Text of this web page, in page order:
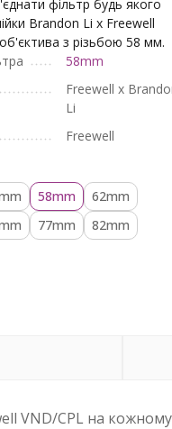
фільтр будь якого
Brandon Li x Freewell
з різьбою 58 мм.
58mm
Freewell x
Li
Freewell
58mm
62mm
77mm 82mm
VND/CPL на